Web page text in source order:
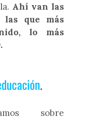
Ahí van las
las que más
lo más
.
sobre